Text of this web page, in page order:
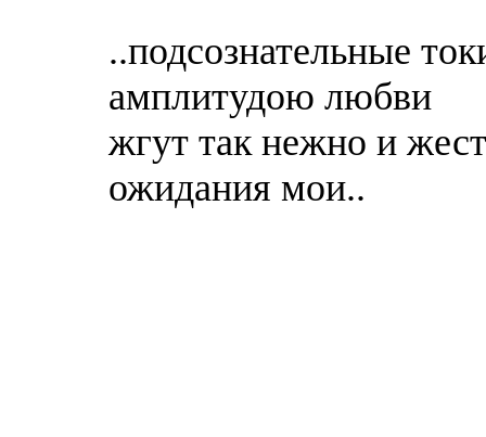
..подсознательные
амплитудою любви
жгут так нежно и
ожидания мои..